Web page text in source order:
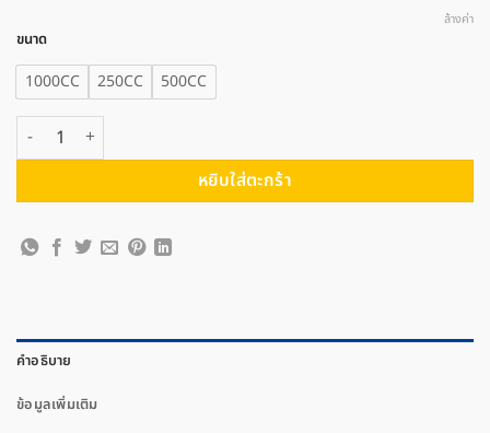
ขนาด
1000CC 250CC 500CC
ล้างค่า
จำนวน TOA ทีโอเอ เชนไดร้ท์ ราดพื้น สเตดฟาส 30SC (สูตรน้ำ) ชิ้น
หยิบใส่ตะกร้า
คำอธิบาย
ข้อมูลเพิ่มเติม